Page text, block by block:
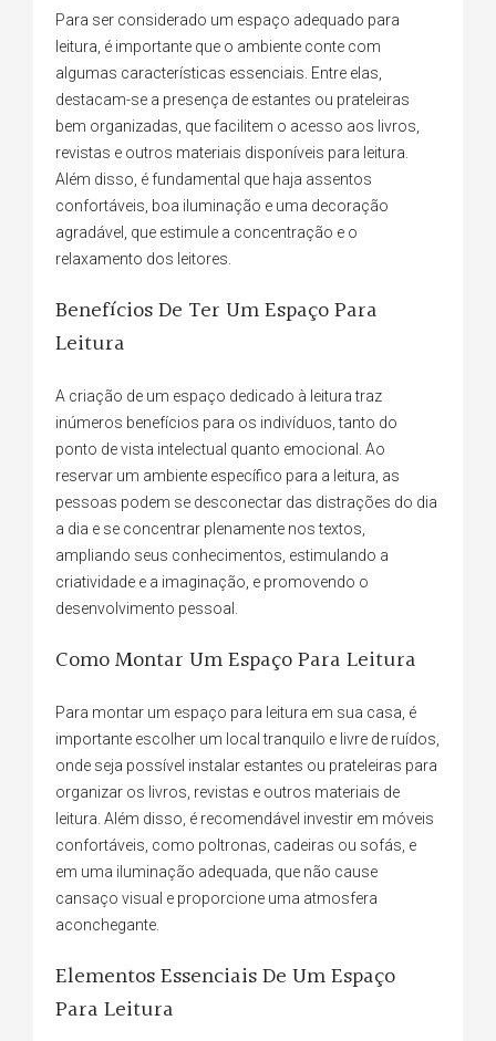
Para ser considerado um espaço adequado para
leitura, é importante que o ambiente conte com
algumas características essenciais. Entre elas,
destacam-se a presença de estantes ou prateleiras
bem organizadas, que facilitem o acesso aos livros,
revistas e outros materiais disponíveis para leitura.
Além disso, é fundamental que haja assentos
confortáveis, boa iluminação e uma decoração
agradável, que estimule a concentração e o
relaxamento dos leitores.
Benefícios De Ter Um Espaço Para
Leitura
A criação de um espaço dedicado à leitura traz
inúmeros benefícios para os indivíduos, tanto do
ponto de vista intelectual quanto emocional. Ao
reservar um ambiente específico para a leitura, as
pessoas podem se desconectar das distrações do dia
a dia e se concentrar plenamente nos textos,
ampliando seus conhecimentos, estimulando a
criatividade e a imaginação, e promovendo o
desenvolvimento pessoal.
Como Montar Um Espaço Para Leitura
Para montar um espaço para leitura em sua casa, é
importante escolher um local tranquilo e livre de ruídos,
onde seja possível instalar estantes ou prateleiras para
organizar os livros, revistas e outros materiais de
leitura. Além disso, é recomendável investir em móveis
confortáveis, como poltronas, cadeiras ou sofás, e
em uma iluminação adequada, que não cause
cansaço visual e proporcione uma atmosfera
aconchegante.
Elementos Essenciais De Um Espaço
Para Leitura